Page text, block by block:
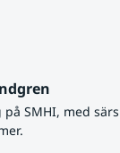
på SMHI, med